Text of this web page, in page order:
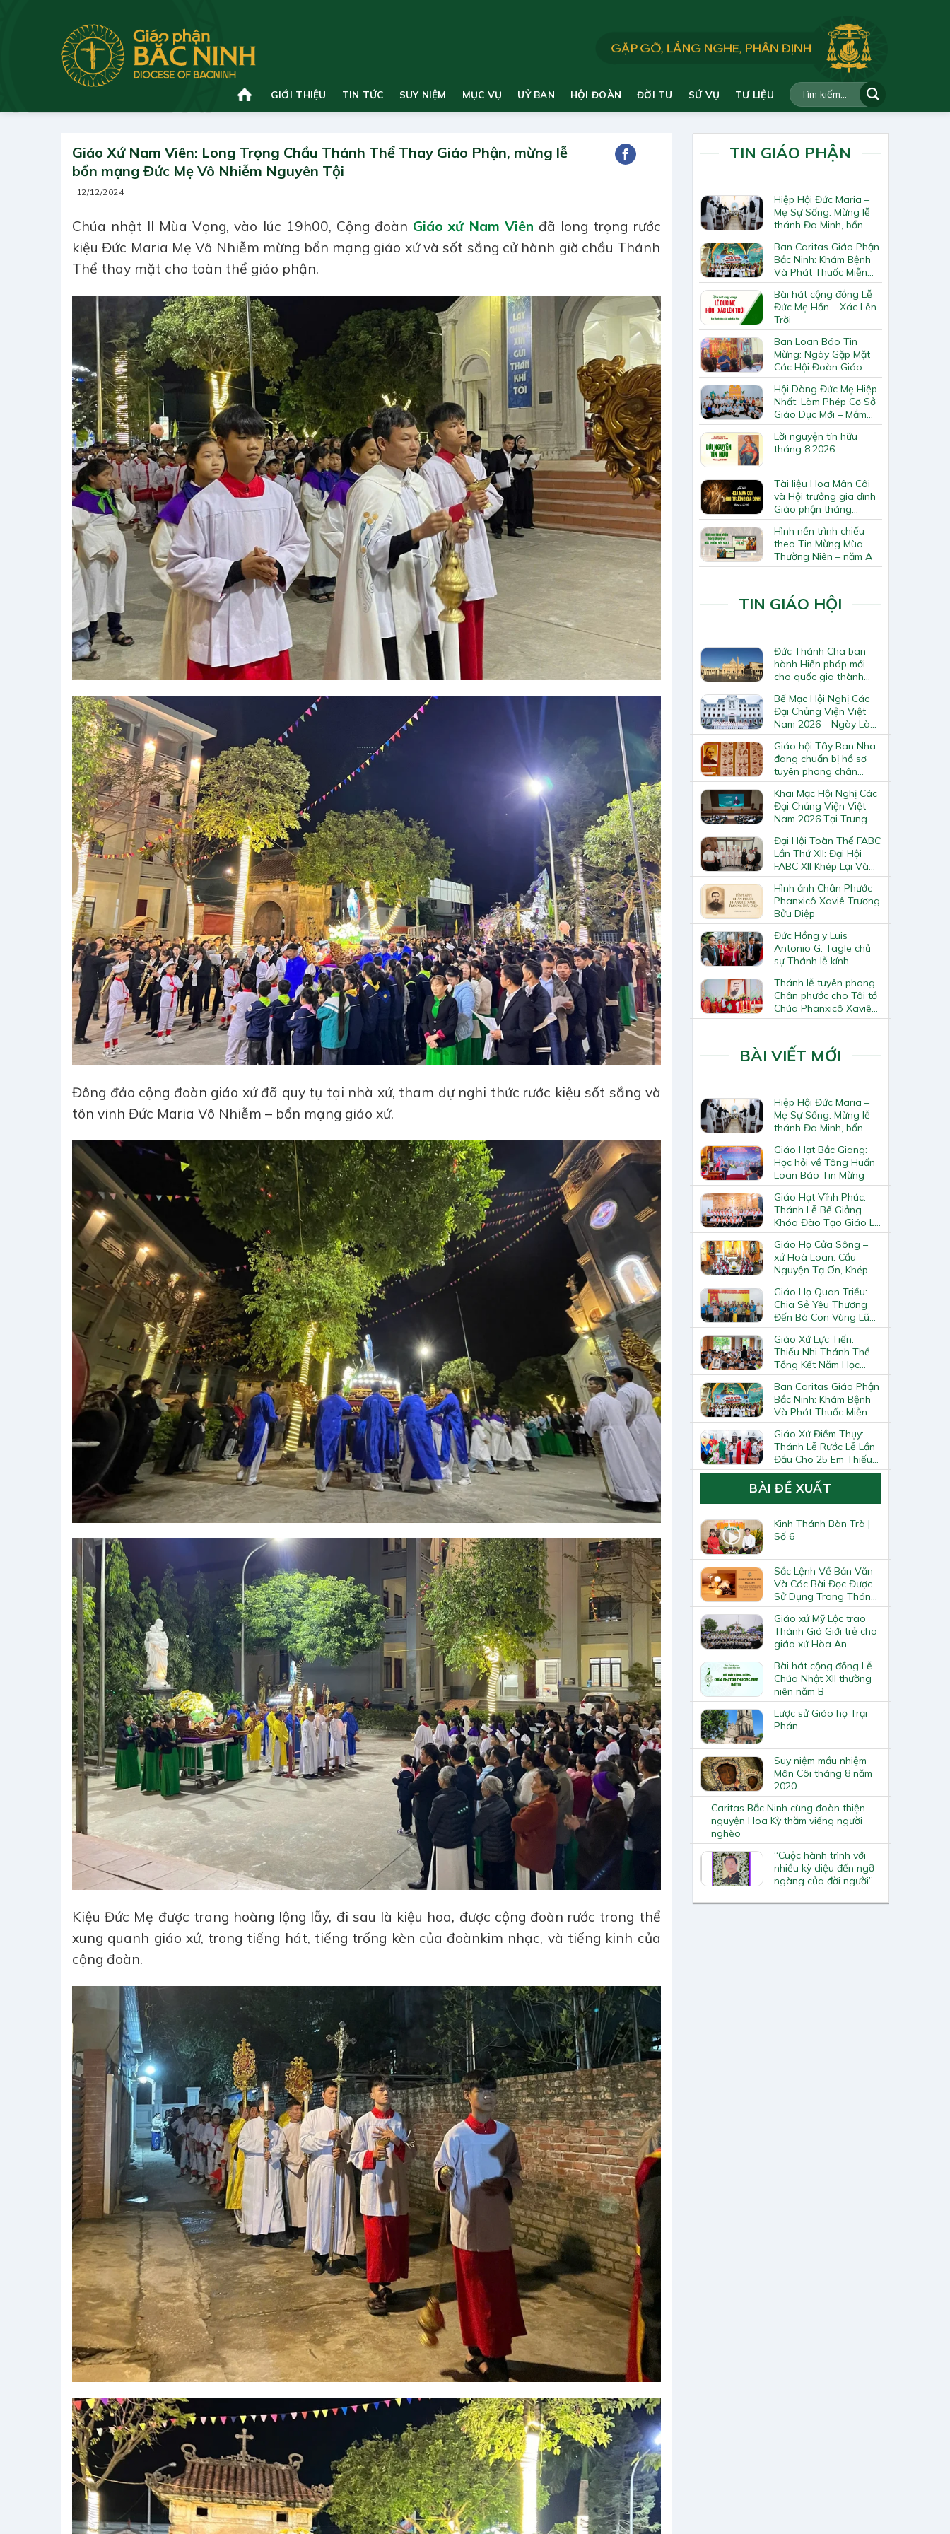
GIỚI THIỆU TIN TỨC SUY NIỆM MỤC VỤ UỶ BAN HỘI ĐOÀN ĐỜI TU SỨ VỤ TƯ LIỆU
Giáo Xứ Nam Viên: Long Trọng Chầu Thánh Thể Thay Giáo Phận, mừng lễ
bổn mạng Đức Mẹ Vô Nhiễm Nguyên Tội
12/12/2024
Chúa nhật II Mùa Vọng, vào lúc 19h00, Cộng đoàn Giáo xứ Nam Viên đã long trọng rước
kiệu Đức Maria Mẹ Vô Nhiễm mừng bổn mạng giáo xứ và sốt sắng cử hành giờ chầu Thánh
Thể thay mặt cho toàn thể giáo phận.
Đông đảo cộng đoàn giáo xứ đã quy tụ tại nhà xứ, tham dự nghi thức rước kiệu sốt sắng và
tôn vinh Đức Maria Vô Nhiễm – bổn mạng giáo xứ.
Kiệu Đức Mẹ được trang hoàng lộng lẫy, đi sau là kiệu hoa, được cộng đoàn rước trong thể
xung quanh giáo xứ, trong tiếng hát, tiếng trống kèn của đoànkim nhạc, và tiếng kinh của
cộng đoàn.
TIN GIÁO PHẬN
Hiệp Hội Đức Maria –
Mẹ Sự Sống: Mừng lễ
thánh Đa Minh, bổn
mạng Hiệp Hội
Ban Caritas Giáo Phận
Bắc Ninh: Khám Bệnh
Và Phát Thuốc Miễn
Phí Tại Giáo Xứ Đồng
Chương
Bài hát cộng đồng Lễ
Đức Mẹ Hồn – Xác Lên
Trời
Ban Loan Báo Tin
Mừng: Ngày Gặp Mặt
Các Hội Đoàn Giáo
Hạt Bắc Giang
Hội Dòng Đức Mẹ Hiệp
Nhất: Làm Phép Cơ Sở
Giáo Dục Mới – Mầm
Non Thiên Ân
Lời nguyện tín hữu
tháng 8.2026
Tài liệu Hoa Mân Côi
và Hội trưởng gia đình
Giáo phận tháng
8.2026
Hình nền trình chiếu
theo Tin Mừng Mùa
Thường Niên – năm A
TIN GIÁO HỘI
Đức Thánh Cha ban
hành Hiến pháp mới
cho quốc gia thành
Vatican
Bế Mạc Hội Nghị Các
Đại Chủng Viện Việt
Nam 2026 – Ngày Làm
Việc Cuối Cùng
Giáo hội Tây Ban Nha
đang chuẩn bị hồ sơ
tuyên phong chân
phước và phong thánh
cho 3.344 vị
Khai Mạc Hội Nghị Các
Đại Chủng Viện Việt
Nam 2026 Tại Trung
Tâm Mục Vụ Giáo
Phận Vinh
Đại Hội Toàn Thể FABC
Lần Thứ XII: Đại Hội
FABC XII Khép Lại Và
Mở Ra Một Hành Trình
Mới Cho Giáo Hội Tại
Châu Á
Hình ảnh Chân Phước
Phanxicô Xaviê Trương
Bửu Diệp
Đức Hồng y Luis
Antonio G. Tagle chủ
sự Thánh lễ kính
Thánh Tô-ma Tông đồ
tại Nhà thờ Chính tòa
Hà Nội
Thánh lễ tuyên phong
Chân phước cho Tôi tớ
Chúa Phanxicô Xaviê
Trương Bửu Diệp
BÀI VIẾT MỚI
Hiệp Hội Đức Maria –
Mẹ Sự Sống: Mừng lễ
thánh Đa Minh, bổn
mạng Hiệp Hội
Giáo Hạt Bắc Giang:
Học hỏi về Tông Huấn
Loan Báo Tin Mừng
Giáo Hạt Vĩnh Phúc:
Thánh Lễ Bế Giảng
Khóa Đào Tạo Giáo Lý
Viên – Huynh Trưởng
Cấp II
Giáo Họ Cửa Sông –
xứ Hoà Loan: Cầu
Nguyện Tạ Ơn, Khép
Lại Khóa Huấn Luyện
Giáo Lý Viên Cấp II
Giáo Họ Quan Triều:
Chia Sẻ Yêu Thương
Đến Bà Con Vùng Lũ
Lai Châu
Giáo Xứ Lực Tiến:
Thiếu Nhi Thánh Thể
Tổng Kết Năm Học
Giáo Lý
Ban Caritas Giáo Phận
Bắc Ninh: Khám Bệnh
Và Phát Thuốc Miễn
Phí Tại Giáo Xứ Đồng
Chương
Giáo Xứ Điềm Thụy:
Thánh Lễ Rước Lễ Lần
Đầu Cho 25 Em Thiếu
Nhi
BÀI ĐỀ XUẤT
Kinh Thánh Bàn Trà |
Số 6
Sắc Lệnh Về Bản Văn
Và Các Bài Đọc Được
Sử Dụng Trong Thánh
Lễ “Cầu Cho Việc Bảo
Vệ Công Trình Tạo
Dựng”
Giáo xứ Mỹ Lộc trao
Thánh Giá Giới trẻ cho
giáo xứ Hòa An
Bài hát cộng đồng Lễ
Chúa Nhật XII thường
niên năm B
Lược sử Giáo họ Trại
Phán
Suy niệm mầu nhiệm
Mân Côi tháng 8 năm
2020
Caritas Bắc Ninh cùng đoàn thiện
nguyện Hoa Kỳ thăm viếng người
nghèo
“Cuộc hành trình với
nhiều kỳ diệu đến ngỡ
ngàng của đời người” –
Lễ an táng Đức cha
Giuse Vũ Duy Thống